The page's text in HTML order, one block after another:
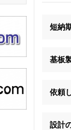
短納
基板
依頼
設計